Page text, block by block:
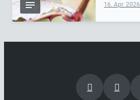
16. Apr. 2026